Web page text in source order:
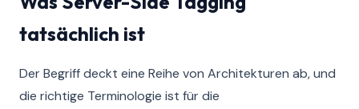
tatsächlich ist
Der Begriff deckt eine Reihe von Architekturen ab, und
die richtige Terminologie ist für die